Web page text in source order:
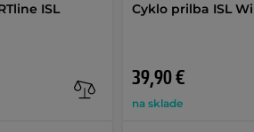
ISL
Cyklo prilba ISL
39,90 €
na sklade